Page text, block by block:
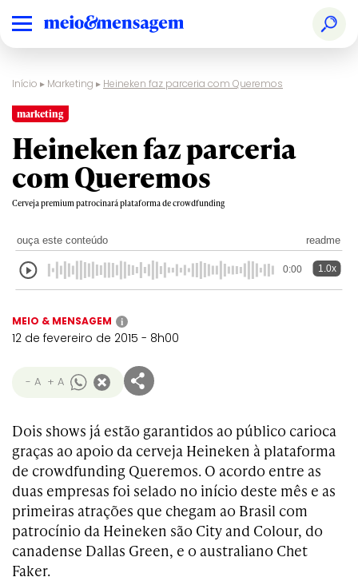
Início ▸ Marketing ▸ Heineken faz parceria com Queremos
marketing
Heineken faz parceria
com Queremos
Cerveja premium patrocinará plataforma de crowdfunding
ouça este conteúdo readme
0:00 1.0x
MEIO & MENSAGEM i
12 de fevereiro de 2015 - 8h00
- A + A
Dois shows já estão garantidos ao público carioca
graças ao apoio da cerveja Heineken à plataforma
de crowdfunding Queremos. O acordo entre as
duas empresas foi selado no início deste mês e as
primeiras atrações que chegam ao Brasil com
patrocínio da Heineken são City and Colour, do
canadense Dallas Green, e o australiano Chet
Faker.